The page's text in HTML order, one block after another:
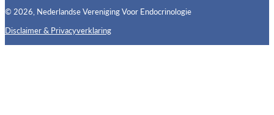
© 2026, Nederlandse Vereniging Voor Endocrinologie
Disclaimer & PrivacyverklaringFollow us on X